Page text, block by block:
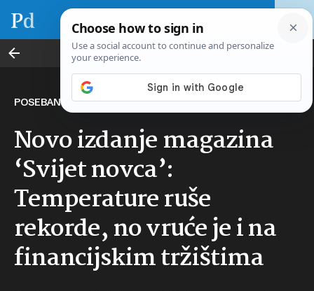
Svijet novca
POSEBAN PRILOG
Novo izdanje magazina
‘Svijet novca’:
Temperature ruše
rekorde, no vruće je i na
financijskim tržištima